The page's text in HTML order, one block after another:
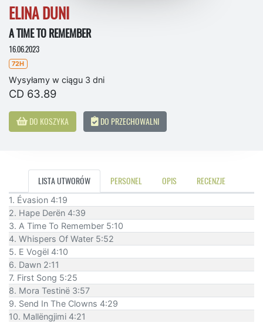
ELINA DUNI
A TIME TO REMEMBER
16.06.2023
72H
Wysyłamy w ciągu 3 dni
CD 63.89
DO KOSZYKA DO PRZECHOWALNI
LISTA UTWORÓW PERSONEL OPIS RECENZJE
1. Évasion 4:19
2. Hape Derën 4:39
3. A Time To Remember 5:10
4. Whispers Of Water 5:52
5. E Vogël 4:10
6. Dawn 2:11
7. First Song 5:25
8. Mora Testinë 3:57
9. Send In The Clowns 4:29
10. Mallëngjimi 4:21